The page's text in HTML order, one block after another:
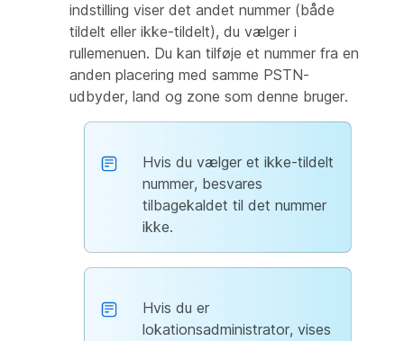
indstilling viser det andet nummer (både
tildelt eller ikke-tildelt), du vælger i
rullemenuen. Du kan tilføje et nummer fra en
anden placering med samme PSTN-
udbyder, land og zone som denne bruger.
Hvis du vælger et ikke-tildelt
nummer, besvares
tilbagekaldet til det nummer
ikke.
Hvis du er
lokationsadministrator, vises